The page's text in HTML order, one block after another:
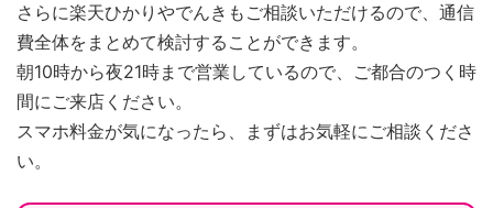
さらに楽天ひかりやでんきもご相談いただけるので、通信
費全体をまとめて検討することができます。
朝10時から夜21時まで営業しているので、ご都合のつく時
間にご来店ください。
スマホ料金が気になったら、まずはお気軽にご相談くださ
い。